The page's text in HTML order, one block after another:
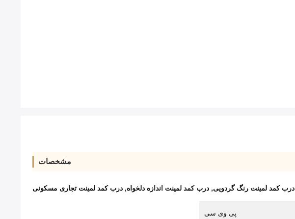
مشخصات
درب کمد لمینت رنگ گردویی, درب کمد لمینت اندازه دلخواه, درب کمد لمینت تجاری مسکونی
پی وی سی